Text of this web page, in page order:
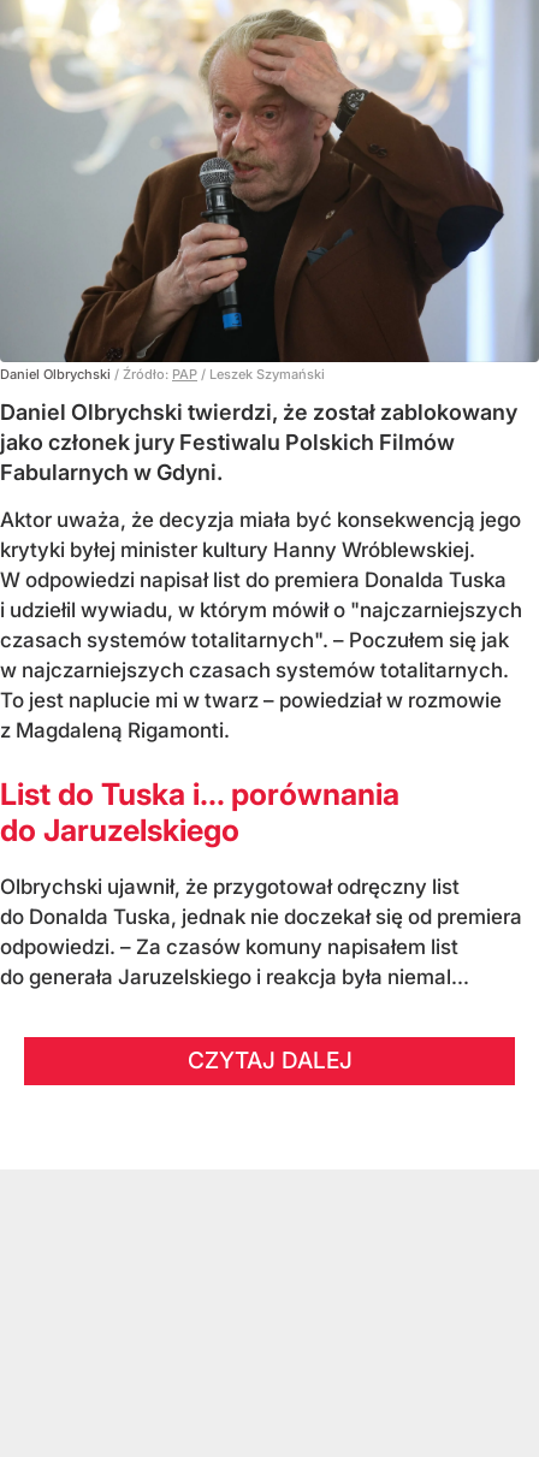
Daniel Olbrychski / Źródło: PAP / Leszek Szymański
Daniel Olbrychski twierdzi, że został zablokowany
jako członek jury Festiwalu Polskich Filmów
Fabularnych w Gdyni.
Aktor uważa, że decyzja miała być konsekwencją jego
krytyki byłej minister kultury Hanny Wróblewskiej.
W odpowiedzi napisał list do premiera Donalda Tuska
i udziełil wywiadu, w którym mówił o "najczarniejszych
czasach systemów totalitarnych". – Poczułem się jak
w najczarniejszych czasach systemów totalitarnych.
To jest naplucie mi w twarz – powiedział w rozmowie
z Magdaleną Rigamonti.
List do Tuska i… porównania
do Jaruzelskiego
Olbrychski ujawnił, że przygotował odręczny list
do Donalda Tuska, jednak nie doczekał się od premiera
odpowiedzi. – Za czasów komuny napisałem list
do generała Jaruzelskiego i reakcja była niemal...
CZYTAJ DALEJ